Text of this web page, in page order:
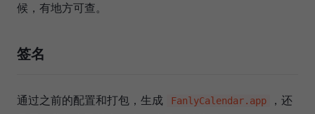
候，有地方可查。
签名
通过之前的配置和打包，生成 FanlyCalendar.app
，还